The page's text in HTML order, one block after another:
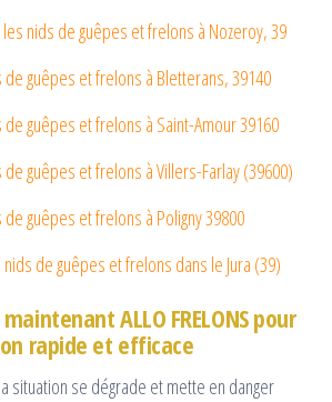
nids de guêpes et frelons à Nozeroy, 39
guêpes et frelons à Bletterans, 39140
guêpes et frelons à Saint-Amour 39160
guêpes et frelons à Villers-Farlay (39600)
guêpes et frelons à Poligny 39800
de guêpes et frelons dans le Jura (39)
ALLO FRELONS pour
rapide et efficace
situation se dégrade et mette en danger